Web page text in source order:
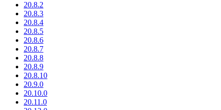
20.8.2
20.8.3
20.8.4
20.8.5
20.8.6
20.8.7
20.8.8
20.8.9
20.8.10
20.9.0
20.10.0
20.11.0